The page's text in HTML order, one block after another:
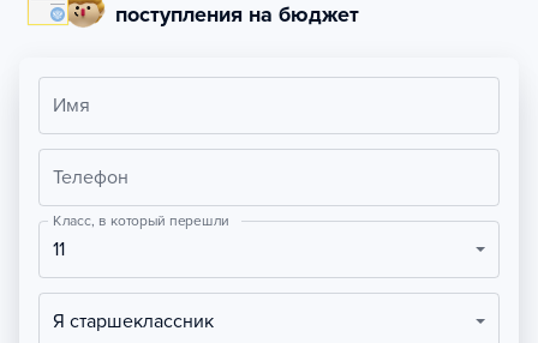
поступления на бюджет
Имя
Телефон
Класс, в который перешли
11
Я старшеклассник